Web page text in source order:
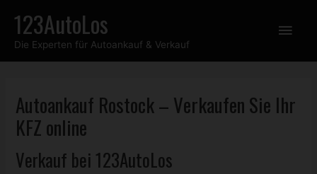
Inhalt
springen
123AutoLos
Die Experten für Autoankauf & Verkauf
Autoankauf Rostock – Verkaufen Sie Ihr
KFZonline
Verkauf bei 123AutoLos